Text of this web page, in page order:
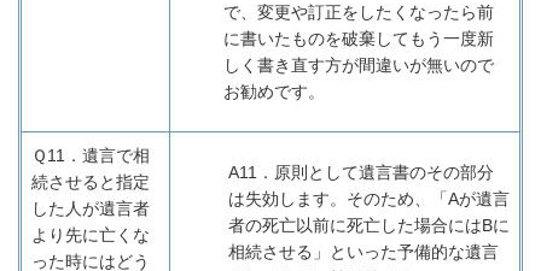
で、変更や訂正をしたくなったら前
に書いたものを破棄してもう一度新
しく書き直す方が間違いが無いので
お勧めです。
Ｑ11． 遺言で相
続させると指定
した人が遺言者
より先に亡くな
った時にはどう
A11 ．原則として遺言書のその部分
は失効します。そのため、「Aが遺言
者の死亡以前に死亡した場合にはBに
相続させる」といった予備的な遺言